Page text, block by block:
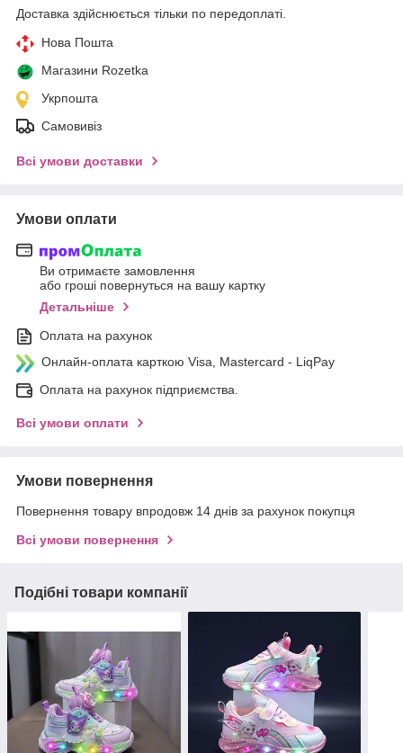
Доставка здійснюється тільки по передоплаті.
Нова Пошта
Магазини Rozetka
Укрпошта
Самовивіз
Всі умови доставки
Умови оплати
Ви отримаєте замовлення
або гроші повернуться на вашу картку
Детальніше
Оплата на рахунок
Онлайн-оплата карткою Visa, Mastercard - LiqPay
Оплата на рахунок підприємства.
Всі умови оплати
Умови повернення
Повернення товару впродовж 14 днів за рахунок покупця
Всі умови повернення
Подібні товари компанії